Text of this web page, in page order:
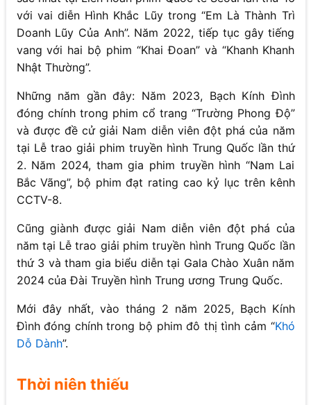
với vai diễn Hình Khắc Lũy trong “Em Là Thành Trì
Doanh Lũy Của Anh”. Năm 2022, tiếp tục gây tiếng
vang với hai bộ phim “Khai Đoan” và “Khanh Khanh
Nhật Thường”.
Những năm gần đây: Năm 2023, Bạch Kính Đình
đóng chính trong phim cổ trang “Trường Phong Độ”
và được đề cử giải Nam diễn viên đột phá của năm
tại Lễ trao giải phim truyền hình Trung Quốc lần thứ
2. Năm 2024, tham gia phim truyền hình “Nam Lai
Bắc Vãng”, bộ phim đạt rating cao kỷ lục trên kênh
CCTV-8.
Cũng giành được giải Nam diễn viên đột phá của
năm tại Lễ trao giải phim truyền hình Trung Quốc lần
thứ 3 và tham gia biểu diễn tại Gala Chào Xuân năm
2024 của Đài Truyền hình Trung ương Trung Quốc.
Mới đây nhất, vào tháng 2 năm 2025, Bạch Kính
Đình đóng chính trong bộ phim đô thị tình cảm “Khó
Dỗ Dành”.
Thời niên thiếu